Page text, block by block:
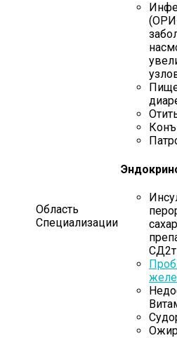
Область
Специализации